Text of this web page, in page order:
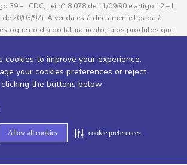
cookies to improve your experience.
your cookies preferences or reject
the buttons below
Allow all cookies cookie preferences
39 – I CDC, Lei nº. 8.078 de 11/09/90 e artigo 12 – III
de 20/03/97). A venda está diretamente ligada à
no dia do faturamento, já os produtos que
não será entregue e o valor do item não será
produtos no site são ilustrativas, podendo haver
produto real e todos os pedidos estão sujeitos à
em “Política de Entregas”
por